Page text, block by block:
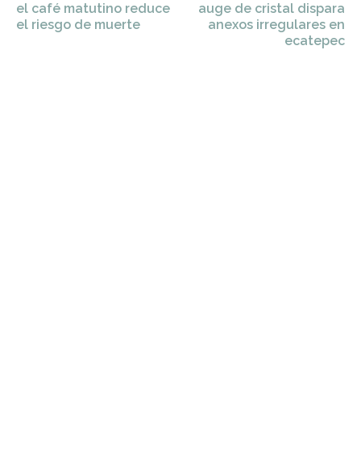
el café matutino reduce
el riesgo de muerte
auge de cristal dispara
anexos irregulares en
ecatepec